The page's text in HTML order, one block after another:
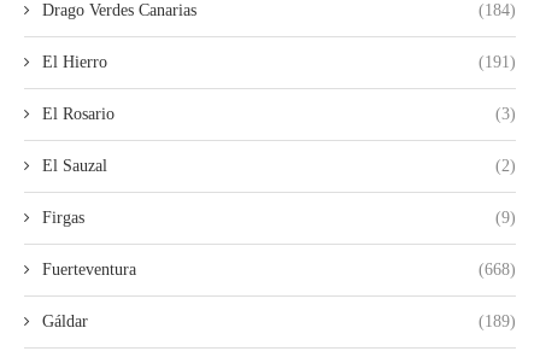
Drago Verdes Canarias (184)
El Hierro (191)
El Rosario (3)
El Sauzal (2)
Firgas (9)
Fuerteventura (668)
Gáldar (189)